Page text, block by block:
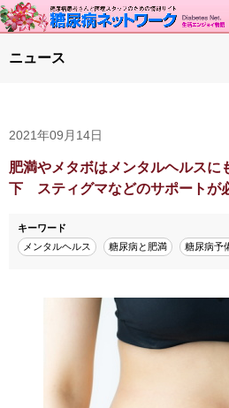
談話室BBS
糖尿病のきほん
特集・連載
特集・連載 一覧へ
腎臓の健康道
グリコアルブミン
1型ライフ
ニュース
2021年09月14日
肥満やメタボはメンタルヘルス
下 スティグマなどのサポートが
キーワード
メンタルヘルス
糖尿病と肥満 糖尿病予